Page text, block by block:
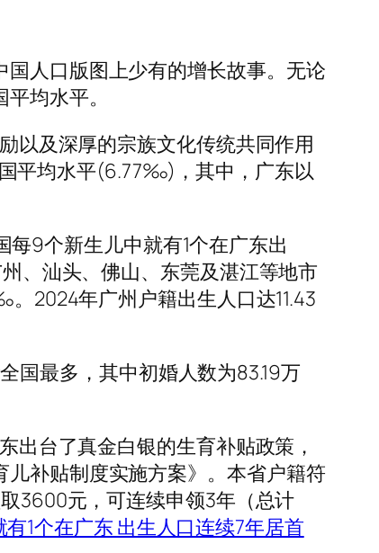
人口版图上少有的增长故事。无论
均水平。
以及深厚的宗族文化传统共同作用
平均水平(6.77‰)，其中，广东以
9个新生儿中就有1个在广东出
、汕头、佛山、东莞及湛江等地市
2024年广州户籍出生人口达11.43
最多，其中初婚人数为83.19万
台了真金白银的生育补贴政策，
补贴制度实施方案》。本省户籍符
3600元，可连续申领3年（总计
1个在广东 出生人口连续7年居首